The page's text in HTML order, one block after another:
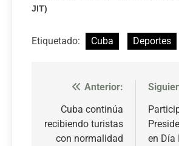
JIT)
Etiquetado: Cuba Deportes
Navegación
entradas
Anterior:
Cuba continúa
recibiendo turistas
con normalidad
en Día